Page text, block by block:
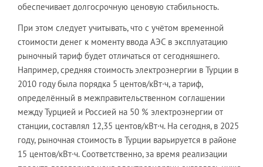
обеспечивает долгосрочную ценовую стабильность.
При этом следует учитывать, что с учётом временной
стоимости денег к моменту ввода АЭС в эксплуатацию
рыночный тариф будет отличаться от сегодняшнего.
Например, средняя стоимость электроэнергии в Турции в
2010 году была порядка 5 центов/кВт·ч, а тариф,
определённый в межправительственном соглашении
между Турцией и Россией на 50 % электроэнергии от
станции, составлял 12,35 центов/кВт·ч. На сегодня, в 2025
году, рыночная стоимость в Турции варьируется в районе
15 центов/кВт·ч. Соответственно, за время реализации